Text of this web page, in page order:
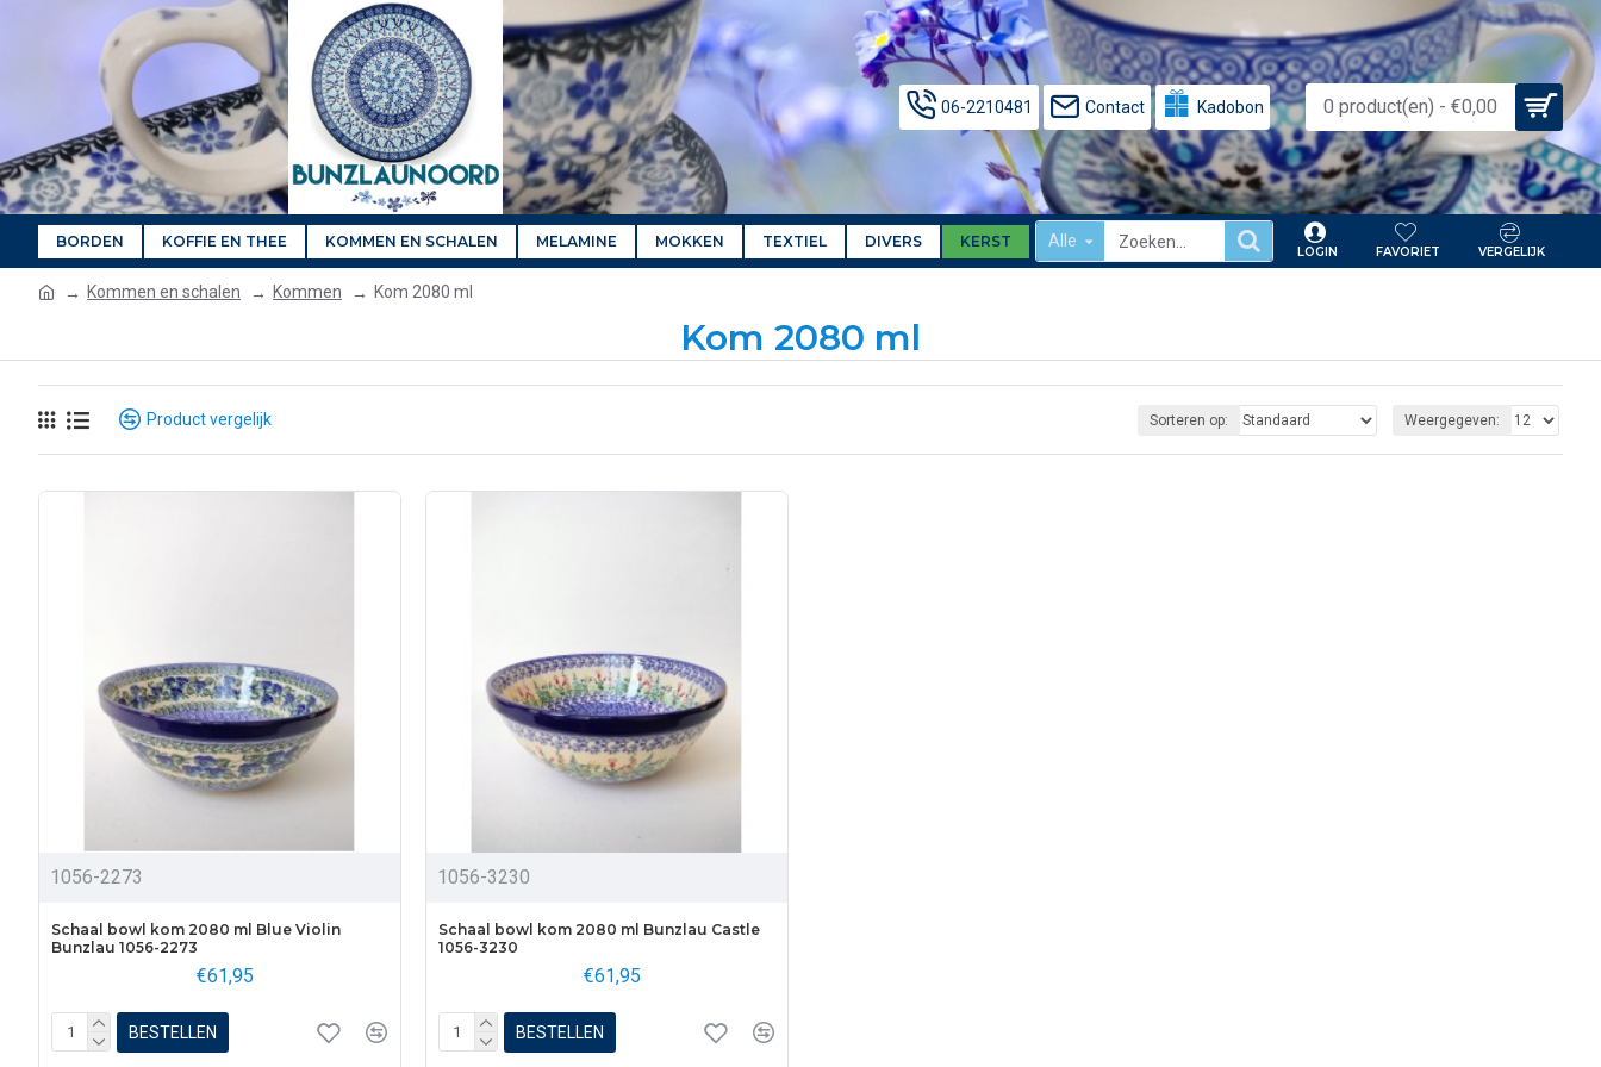
06-2210481 Contact Kadobon 0 product(en) - €0,00
BORDEN KOFFIE EN THEE KOMMEN EN SCHALEN MELAMINE MOKKEN TEXTIEL DIVERS KERST Alle
LOGIN FAVORIET VERGELIJK
Kommen en schalen Kommen Kom 2080 ml
Kom 2080 ml
Product vergelijk Sorteren op: Weergegeven:
1056-2273
Schaal bowl kom 2080 ml Blue Violin
Bunzlau 1056-2273
€61,95
BESTELLEN
1056-3230
Schaal bowl kom 2080 ml Bunzlau Castle
1056-3230
€61,95
BESTELLEN